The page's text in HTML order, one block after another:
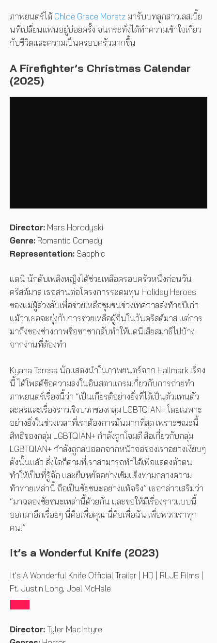
ภาพยนตร์ได้ Chloë Grace Moretz มารับบทลูกสาวเลสเบี้ย
นที่เปลี่ยนแฟนอยู่บ่อยครั้ง จนกระทั่งได้ทำความเข้าใจเกี่ยว
กับชีวิตและความเป็นครอบครัวมากขึ้น
A Firefighter’s Christmas Calendar
(2025)
Director: Mars Horodyski
Genre: Romantic Comedy
Representation: Sapphic
แดนี นักดับเพลิงหญิงได้ช่วยเหลือครอบครัวหนึ่งก่อนวัน
คริสต์มาส เธอสานต่อโครงการระดมทุน Holiday Heroes
ของแม่ผู้ล่วงลับเพื่อช่วยเหลือชุมชนช่วงเทศกาลส่งท้ายปีเก่า
แม้ว่าเธอจะยุ่งกับการช่วยเหลือผู้อื่นในวันคริสต์มาส แต่การ
มาถึงของช่างภาพชื่อซาชากลับทำให้แดนีเสียสมาธิไปบ้าง
จากงานที่ต้องทำ
Kyana Teresa นักแสดงนำในภาพยนตร์จาก Hallmark เรื่อง
นี้ ได้โพสต์ข้อความลงในอินสตาแกรมเกี่ยวกับการถ่ายทำ
ภาพยนตร์เรื่องนี้ว่า “เป็นเกียรติอย่างยิ่งที่ได้เป็นตัวแทนตัว
ละครและเรื่องราวเชิงบวกของกลุ่ม LGBTQIAN+ โดยเฉพาะ
อย่างยิ่งในช่วงเวลาที่เราต้องการมันมากที่สุด เพราะขณะนี้
สิทธิของกลุ่ม LGBTQIAN+ กำลังถูกโจมตี สื่อเกี่ยวกับกลุ่ม
LGBTQIAN+ กำลังถูกลบออกจากหน้าจอของเราอย่างเงียบๆ
ดังนั้นแล้ว สิ่งใดก็ตามที่เราสามารถทำได้เพื่อแสดงตัวตน
ทำให้เป็นที่รู้จัก และยืนหยัดอย่างเข้มแข็งท่ามกลางความ
ท้าทายเหล่านี้ ถือเป็นชัยชนะอย่างแท้จริง” เธอกล่าวเสริมว่า
“มาฉลองชัยชนะเหล่านี้ด้วยกัน และขอให้มีเรื่องราวแบบนี้
ออกมาอีกเรื่อยๆ นี่คือเพื่อคุณ นี่คือเพื่อฉัน เพื่อพวกเราทุก
คน!”
It’s a Wonderful Knife (2023)
It's A Wonderful Knife Official Trailer | HD | RLJE Films |
Ft. Justin Long, Joel McHale
Director:Tyler MacIntyre